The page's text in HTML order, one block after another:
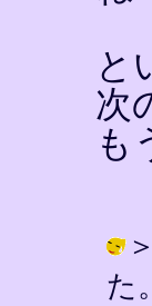
と
次
も
た